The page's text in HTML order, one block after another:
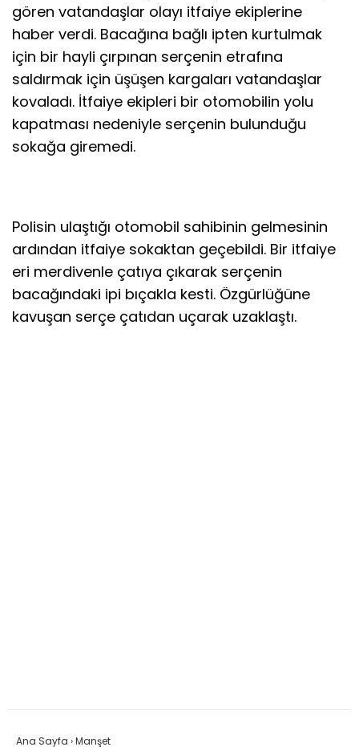
gören vatandaşlar olayı itfaiye ekiplerine
haber verdi. Bacağına bağlı ipten kurtulmak
için bir hayli çırpınan serçenin etrafına
saldırmak için üşüşen kargaları vatandaşlar
kovaladı. İtfaiye ekipleri bir otomobilin yolu
kapatması nedeniyle serçenin bulunduğu
sokağa giremedi.
Polisin ulaştığı otomobil sahibinin gelmesinin
ardından itfaiye sokaktan geçebildi. Bir itfaiye
eri merdivenle çatıya çıkarak serçenin
bacağındaki ipi bıçakla kesti. Özgürlüğüne
kavuşan serçe çatıdan uçarak uzaklaştı.
Ana Sayfa ›Manşet